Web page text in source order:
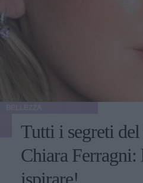
Tutti i segreti
Chiara Ferragni: